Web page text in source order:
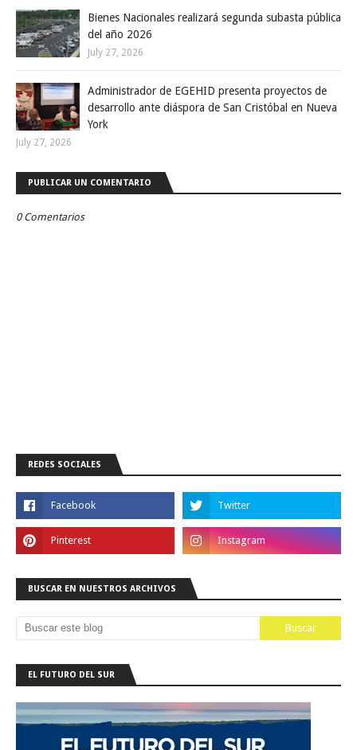
Bienes Nacionales realizará segunda subasta pública
del año 2026
July 27, 2026
Administrador de EGEHID presenta proyectos de
desarrollo ante diáspora de San Cristóbal en Nueva
York
July 27, 2026
PUBLICAR UN COMENTARIO
0 Comentarios
REDES SOCIALES
BUSCAR EN NUESTROS ARCHIVOS
EL FUTURO DEL SUR